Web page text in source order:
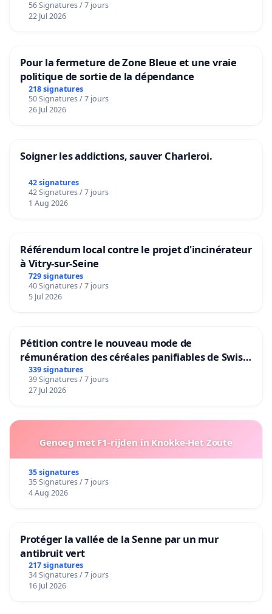
56 Signatures / 7 jours
22 Jul 2026
Pour la fermeture de Zone Bleue et une vraie
politique de sortie de la dépendance
218 signatures
50 Signatures / 7 jours
26 Jul 2026
Soigner les addictions, sauver Charleroi.
42 signatures
42 Signatures / 7 jours
1 Aug 2026
Référendum local contre le projet d'incinérateur
à Vitry-sur-Seine
729 signatures
40 Signatures / 7 jours
5 Jul 2026
Pétition contre le nouveau mode de
rémunération des céréales panifiables de Swiss
granum basé sur la teneur en protéines
339 signatures
39 Signatures / 7 jours
27 Jul 2026
Genoeg met F1-rijden in Knokke-Het Zoute
35 signatures
35 Signatures / 7 jours
4 Aug 2026
Protéger la vallée de la Senne par un mur
antibruit vert
217 signatures
34 Signatures / 7 jours
16 Jul 2026